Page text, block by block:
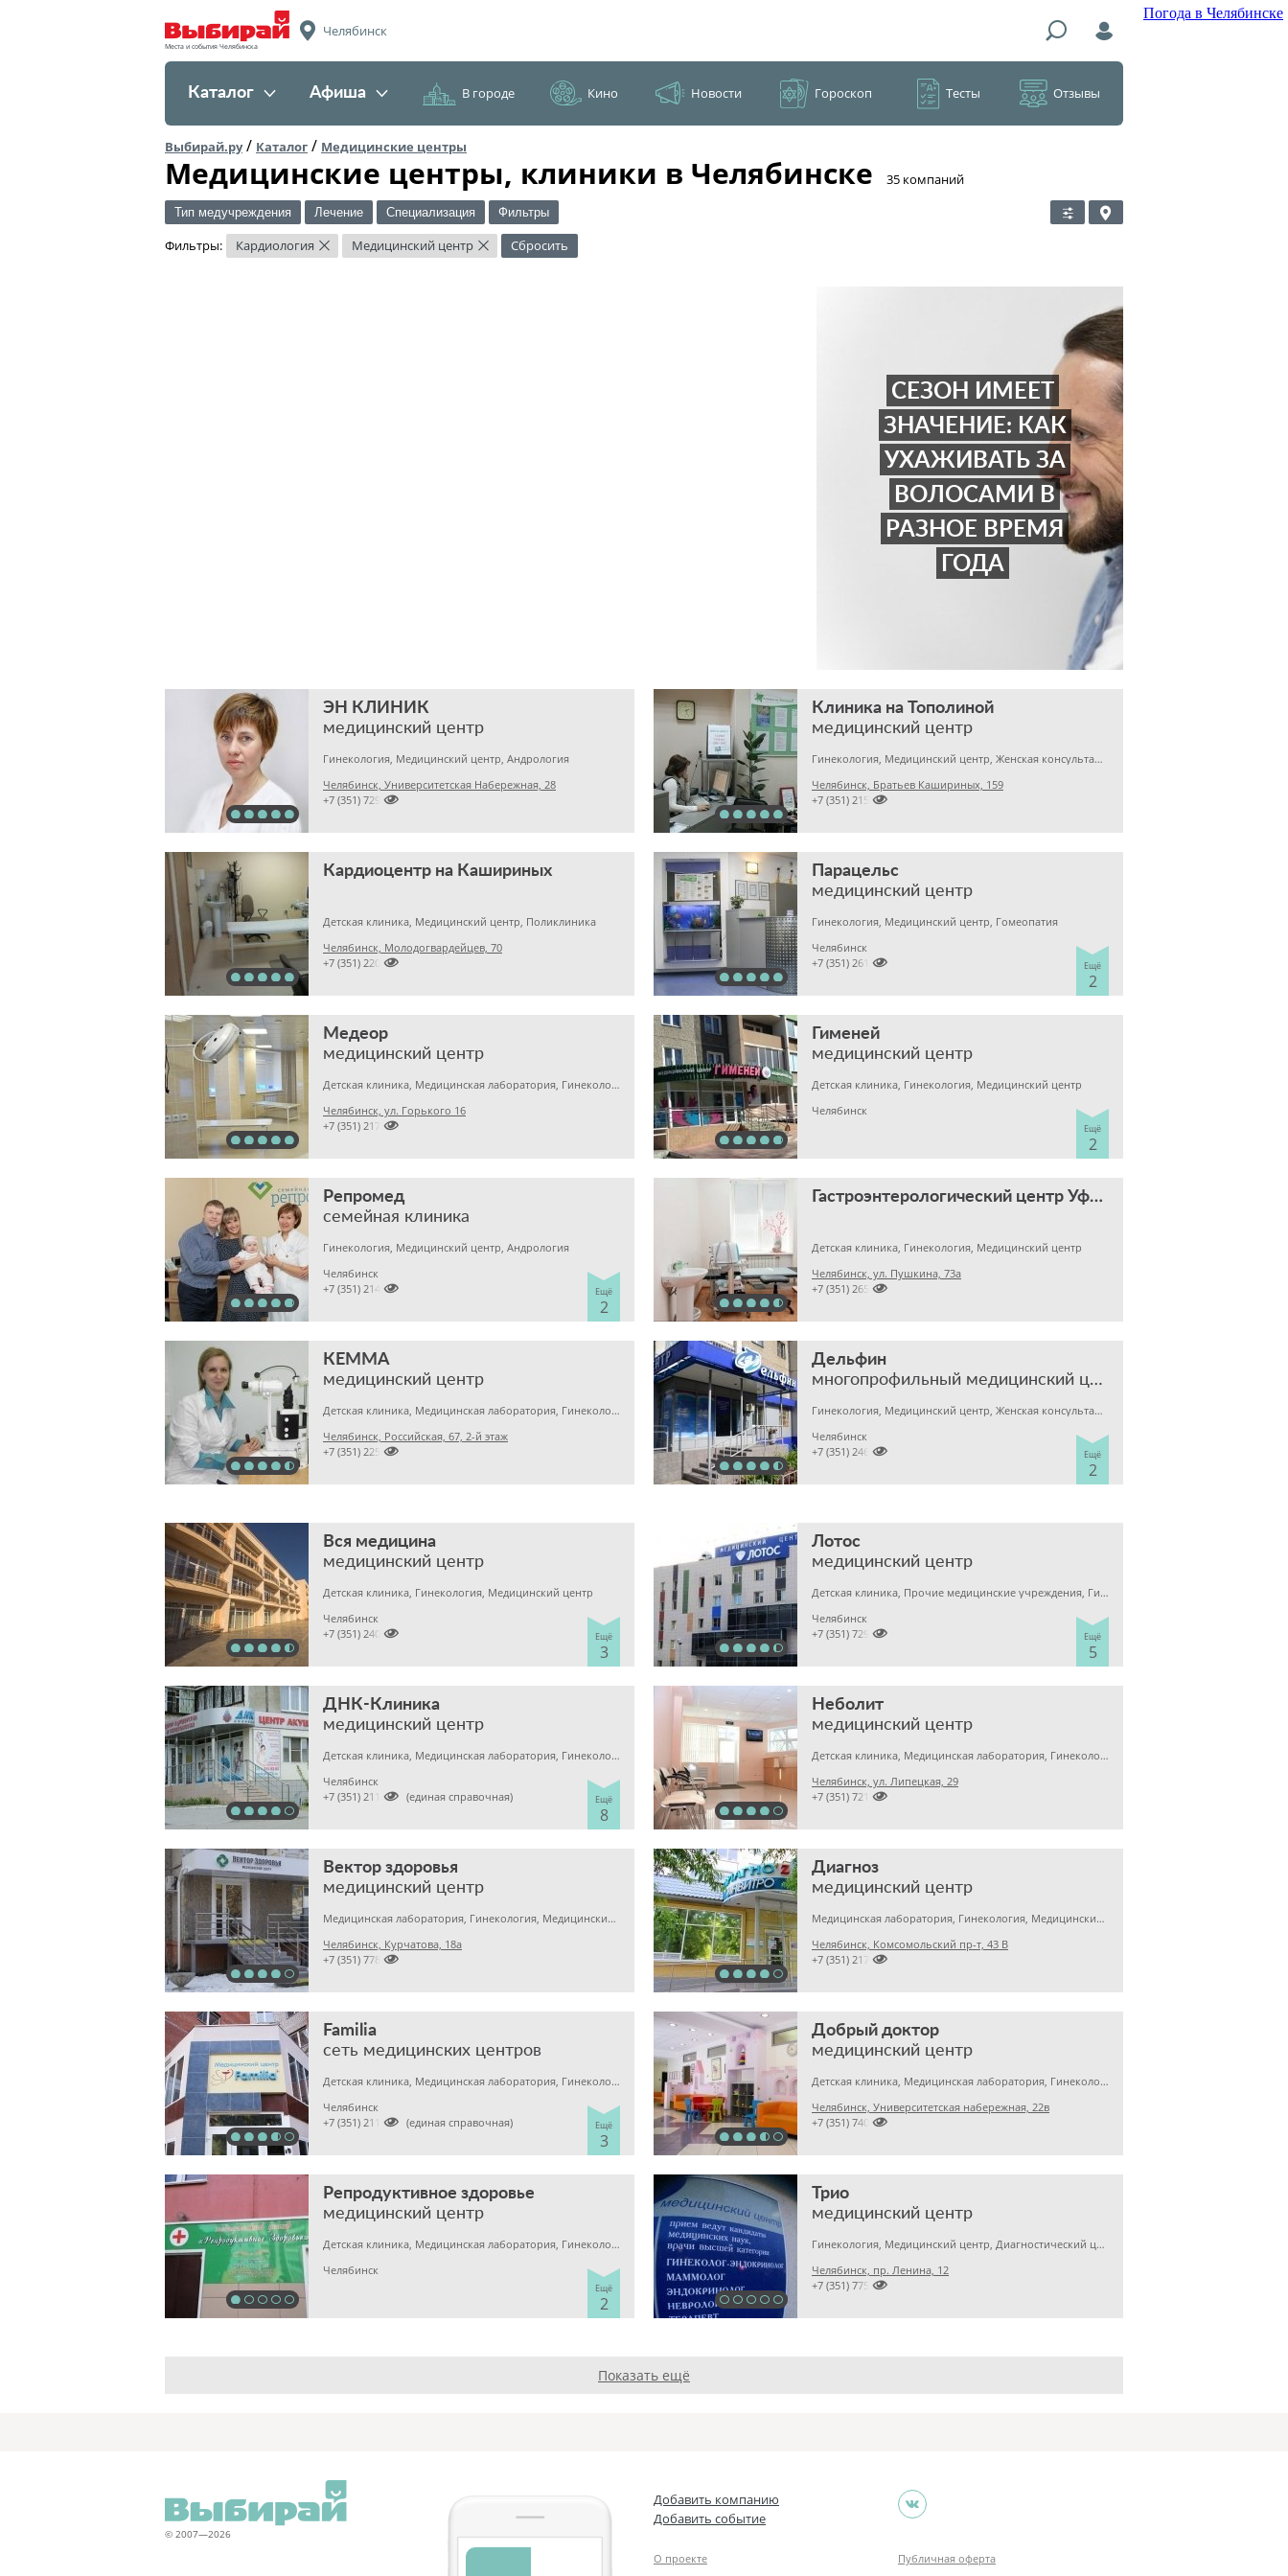
Погода в Челябинске
Места и события Челябинска
Челябинск
Каталог Афиша В городе Кино Новости Гороскоп Тесты Отзывы
Выбирай.ру/ Каталог / Медицинские центры
Медицинские центры, клиники в Челябинске ​35 компаний
Тип медучреждения Лечение Специализация Фильтры
Фильтры: Кардиология × Медицинский центр × Сбросить
СЕЗОН ИМЕЕТ
ЗНАЧЕНИЕ: КАК
УХАЖИВАТЬ ЗА
ВОЛОСАМИ В
РАЗНОЕ ВРЕМЯ
ГОДА
ЭН КЛИНИК
медицинский центр
Гинекология, Медицинский центр, Андрология
Челябинск, Университетская Набережная, 28

+7 (351) 7299500
Клиника на Тополиной
медицинский центр
Гинекология, Медицинский центр, Женская консультация
Челябинск, Братьев Кашириных, 159

+7 (351) 2150573
Кардиоцентр на Кашириных
Детская клиника, Медицинский центр, Поликлиника
Челябинск, Молодогвардейцев, 70

+7 (351) 2204900
Парацельс
медицинский центр
Гинекология, Медицинский центр, Гомеопатия
Ещё
2
Челябинск

+7 (351) 2611030
Медеор
медицинский центр
Детская клиника, Медицинская лаборатория, Гинекология
Челябинск, ул. Горького 16

+7 (351) 2172376
Гименей
медицинский центр
Детская клиника, Гинекология, Медицинский центр
Ещё
2
Челябинск
Репромед
семейная клиника
Гинекология, Медицинский центр, Андрология
Ещё
2
Челябинск

+7 (351) 2141717
Гастроэнтерологический центр Уфимцева К.А.
Детская клиника, Гинекология, Медицинский центр
Челябинск, ул. Пушкина, 73а

+7 (351) 2657788
КЕММА
медицинский центр
Детская клиника, Медицинская лаборатория, Гинекология
Челябинск, Российская, 67, 2-й этаж

+7 (351) 2256145
Дельфин
многопрофильный медицинский центр
Гинекология, Медицинский центр, Женская консультация
Ещё
2
Челябинск

+7 (351) 2460006
Вся медицина
медицинский центр
Детская клиника, Гинекология, Медицинский центр
Ещё
3
Челябинск

+7 (351) 2400303
Лотос
медицинский центр
Детская клиника, Прочие медицинские учреждения, Гинекология
Ещё
5
Челябинск

+7 (351) 7298929
ДНК-Клиника
медицинский центр
Детская клиника, Медицинская лаборатория, Гинекология
Ещё
8
Челябинск

+7 (351) 2110303 (единая справочная)
Неболит
медицинский центр
Детская клиника, Медицинская лаборатория, Гинекология
Челябинск, ул. Липецкая, 29

+7 (351) 7212891
Вектор здоровья
медицинский центр
Медицинская лаборатория, Гинекология, Медицинский центр
Челябинск, Курчатова, 18а

+7 (351) 7780157
Диагноз
медицинский центр
Медицинская лаборатория, Гинекология, Медицинский центр
Челябинск, Комсомольский пр-т, 43 В

+7 (351) 2172020
Familia
сеть медицинских центров
Детская клиника, Медицинская лаборатория, Гинекология
Ещё
3
Челябинск

+7 (351) 2112303 (единая справочная)
Добрый доктор
медицинский центр
Детская клиника, Медицинская лаборатория, Гинекология
Челябинск, Университетская набережная, 22в

+7 (351) 7405750
Репродуктивное здоровье
медицинский центр
Детская клиника, Медицинская лаборатория, Гинекология
Ещё
2
Челябинск
Трио
медицинский центр
Гинекология, Медицинский центр, Диагностический центр
Челябинск, пр. Ленина, 12

+7 (351) 7751268
Показать ещё
© 2007—2026
Добавить компанию
Добавить событие
О проекте
Публичная оферта